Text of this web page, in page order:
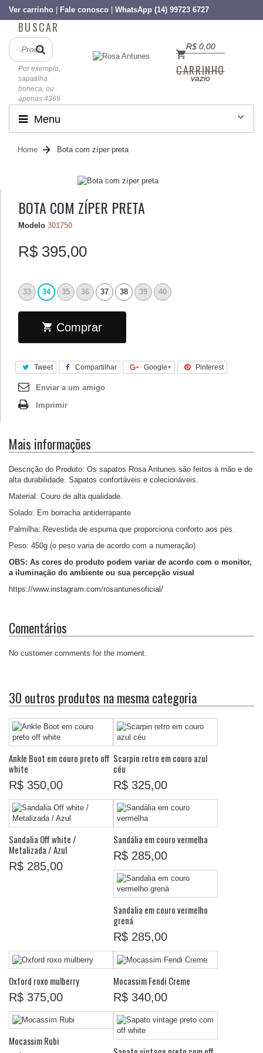
Ver carrinho Fale conosco WhatsApp (14) 99723 6727
BUSCAR
Por exemplo,
sapatilha
boneca, ou
apenas 4369
R$ 0,00
CARRINHO
vazio
Menu
Home Bota com zíper preta
BOTA COM ZÍPER PRETA
Modelo 301750
R$ 395,00
33 34 35 36 37 38 39 40
Comprar
Tweet Compartilhar Google+ Pinterest
Enviar a um amigo
Imprimir
Mais informações
Descrição do Produto: Os sapatos Rosa Antunes são feitos à mão e de
alta durabilidade. Sapatos confortáveis e colecionáveis.
Material: Couro de alta qualidade.
Solado: Em borracha antiderrapante
Palmilha: Revestida de espuma que proporciona conforto aos pés.
Peso: 450g (o peso varia de acordo com a numeração)
OBS: As cores do produto podem variar de acordo com o monitor,
a iluminação do ambiente ou sua percepção visual
https://www.instagram.com/rosantunesoficial/
Comentários
No customer comments for the moment.
30 outros produtos na mesma categoria
Ankle Boot em couro preto off
white
R$ 350,00
Scarpin retro em couro azul
céu
R$ 325,00
Sandalia Off white /
Metalizada / Azul
R$ 285,00
Sandália em couro vermelha
R$ 285,00
Sandalia em couro vermelho
grená
R$ 285,00
Oxford roxo mulberry
R$ 375,00
Mocassim Fendi Creme
R$ 340,00
Mocassim Rubi